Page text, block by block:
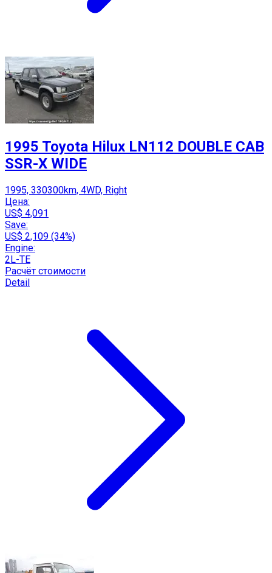
1995 Toyota Hilux LN112 DOUBLE CAB
SSR-X WIDE
1995, 330300km, 4WD, Right
Цена:
US$ 4,091
Save:
US$ 2,109 (34%)
Engine:
2L-TE
Расчёт стоимости
Detail